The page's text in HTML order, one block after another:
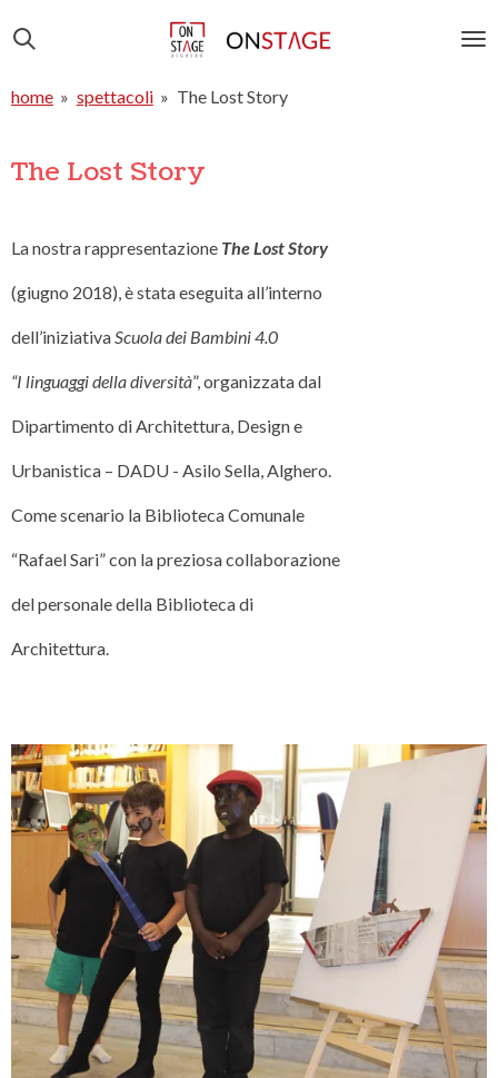
al
principale
home » spettacoli » The Lost Story
The Lost Story
La nostra rappresentazione The Lost Story
(giugno 2018), è stata eseguita all’interno
dell’iniziativaScuoladei Bambini 4.0
“I linguaggi della diversità”, organizzata dal
Dipartimento di Architettura, Design e
Urbanistica – DADU - Asilo Sella, Alghero.
Come scenario la Biblioteca Comunale
“Rafael Sari” con la preziosa collaborazione
del personale della Biblioteca di
Architettura.